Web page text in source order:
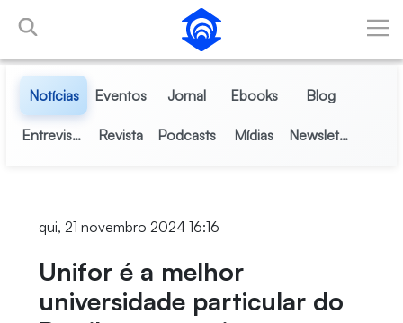
Pular para o Conteúdo principal
Notícias Eventos Jornal Ebooks Blog
Entrevistas Revista Podcasts Mídias Newsletter
qui, 21 novembro 2024 16:16
Unifor é a melhor
universidade particular do